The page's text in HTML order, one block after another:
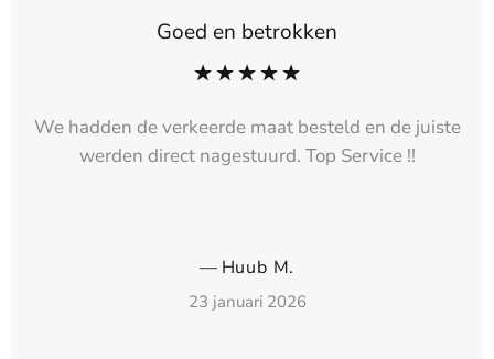
Goed en betrokken
We hadden de verkeerde maat besteld en de juiste
werden direct nagestuurd. Top Service !!
— Huub M.
23 januari 2026